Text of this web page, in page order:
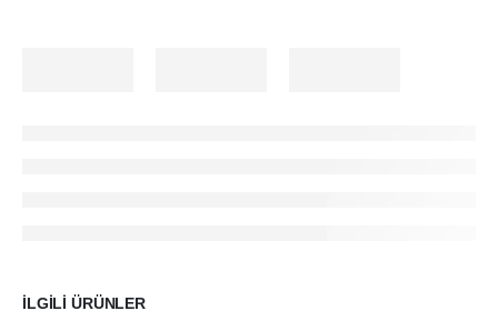
İLGILI ÜRÜNLER